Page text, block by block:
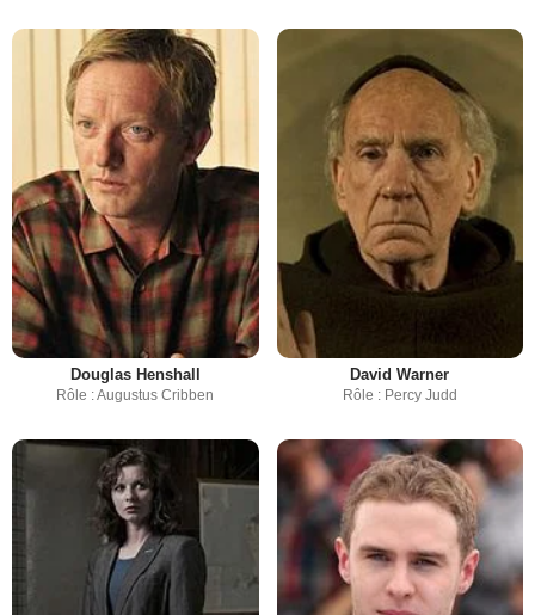
Douglas Henshall
Rôle : Augustus Cribben
David Warner
Rôle : Percy Judd